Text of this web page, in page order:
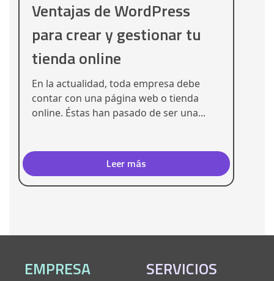
Ventajas de WordPress
para crear y gestionar tu
tienda online
En la actualidad, toda empresa debe
contar con una página web o tienda
online. Éstas han pasado de ser una...
Leer más
EMPRESA SERVICIOS